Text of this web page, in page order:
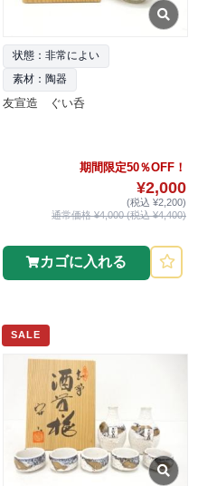
状態：非常によい
素材：陶器
友宣造 ぐい呑
期間限定50％OFF！
¥2,000
(税込 ¥2,200)
通常価格 ¥4,000 (税込 ¥4,400)
カゴに入れる
SALE